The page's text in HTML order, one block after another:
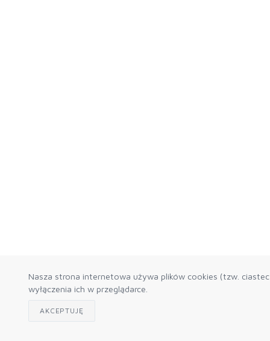
Nasza strona internetowa używa plików cookies (tzw.
wyłączenia ich w przeglądarce.
AKCEPTUJĘ